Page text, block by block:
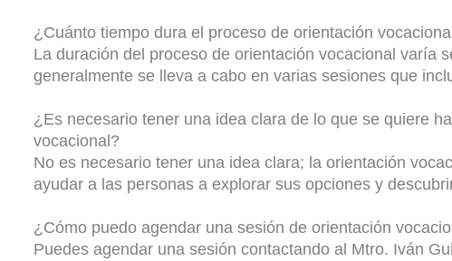
¿Cuánto tiempo dura el proceso de orientación vocacional
La duración del proceso de orientación vocacional varía
generalmente se lleva a cabo en varias sesiones que
¿Es necesario tener una idea clara de lo que se quiere
vocacional ?
No es necesario tener una idea clara; la orientación
ayudar a las personas a explorar sus opciones y
¿Cómo puedo agendar una sesión de orientación
Puedes agendar una sesión contactando al Mtro. Iván